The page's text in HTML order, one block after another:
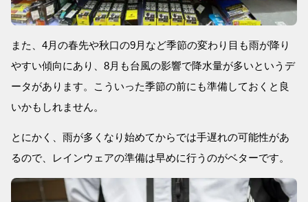
また、4月の春先や秋口の9月など季節の変わり目も雨が降り
やすい傾向にあり、8月も台風の影響で降水量が多いというデ
ータがあります。こういった季節の前にも準備しておくと良
いかもしれません。
とにかく、雨が多くなり始めてからでは手遅れの可能性があ
るので、レインウェアの準備は早めに行うのがベターです。